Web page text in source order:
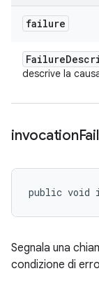
failure
Failure
descrive la
invocation
public void
Segnala una
condizione di